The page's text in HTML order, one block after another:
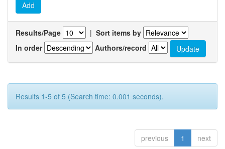
Results/Page | Sort items by
In order
Authors/record
Results 1-5 of 5 (Search time: 0.001 seconds).
previous 1 next